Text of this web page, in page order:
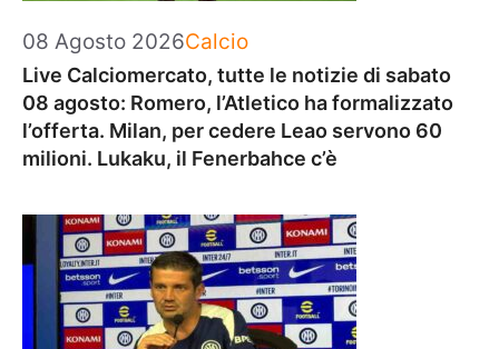
08 Agosto 2026Categorie
Calcio
Live Calciomercato, tutte le notizie di sabato
08 agosto: Romero, l’Atletico ha formalizzato
l’offerta. Milan, per cedere Leao servono 60
milioni. Lukaku, il Fenerbahce c’è